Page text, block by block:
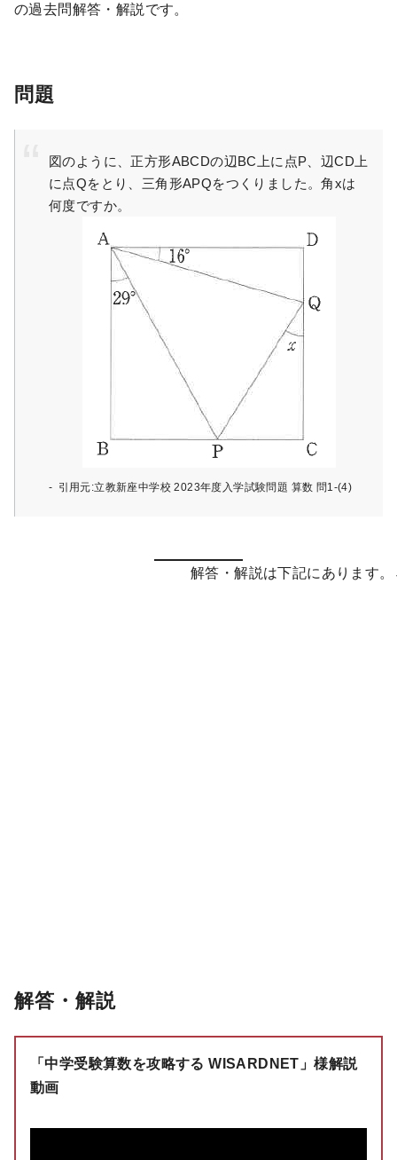
の過去問解答・解説です。
問題
図のように、正方形ABCDの辺BC上に点P、辺CD上
に点Qをとり、三角形APQをつくりました。角xは
何度ですか。
引用元:立教新座中学校 2023年度入学試験問題 算数 問1-(4)
解答・解説
「中学受験算数を攻略する WISARDNET」様解説
動画